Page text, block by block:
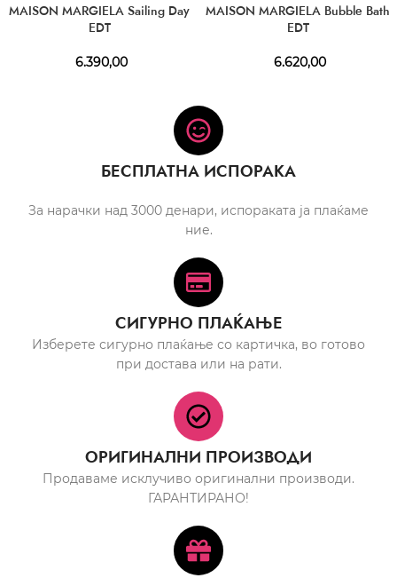
MAISON MARGIELA Sailing Day
EDT
6.390,00
MAISON MARGIELA Bubble Bath
EDT
6.620,00
БЕСПЛАТНА ИСПОРАКА
За нарачки над 3000 денари, испораката ја плаќаме
ние.
СИГУРНО ПЛАЌАЊЕ
Изберете сигурно плаќање со картичка, во готово
при достава или на рати.
ОРИГИНАЛНИ ПРОИЗВОДИ
Продаваме исклучиво оригинални производи.
ГАРАНТИРАНО!